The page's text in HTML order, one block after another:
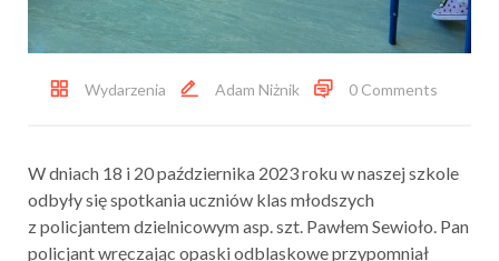
Wydarzenia Adam Niżnik 0 Comments
W dniach 18 i 20 października 2023 roku w naszej szkole
odbyły się spotkania uczniów klas młodszych
z policjantem dzielnicowym asp. szt. Pawłem Sewioło. Pan
policjant wręczając opaski odblaskowe przypomniał